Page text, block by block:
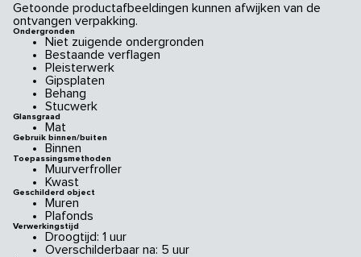
Getoonde productafbeeldingen kunnen afwijken van de
ontvangen verpakking.
Ondergronden
Niet zuigende ondergronden
Bestaande verflagen
Pleisterwerk
Gipsplaten
Behang
Stucwerk
Glansgraad
Mat
Gebruik binnen/buiten
Binnen
Toepassingsmethoden
Muurverfroller
Kwast
Geschilderd object
Muren
Plafonds
Verwerkingstijd
Droogtijd: 1 uur
Overschilderbaar na: 5 uur